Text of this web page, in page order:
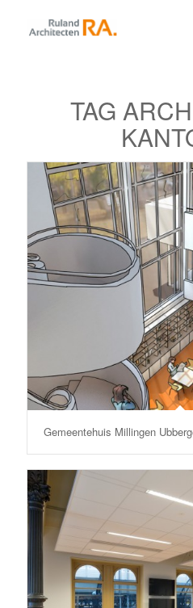
TAG
Gemeentehuis Millingen